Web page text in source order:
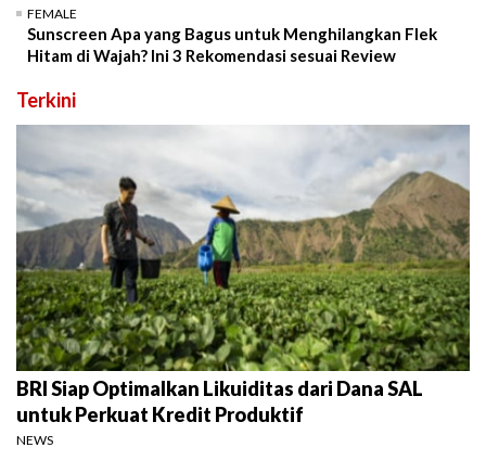
FEMALE
Sunscreen Apa yang Bagus untuk Menghilangkan Flek
Hitam di Wajah? Ini 3 Rekomendasi sesuai Review
Terkini
BRI Siap Optimalkan Likuiditas dari Dana SAL
untuk Perkuat Kredit Produktif
NEWS